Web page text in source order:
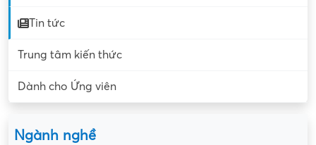
Tin tức
Trung tâm kiến thức
Dành cho Ứng viên
Ngành nghề